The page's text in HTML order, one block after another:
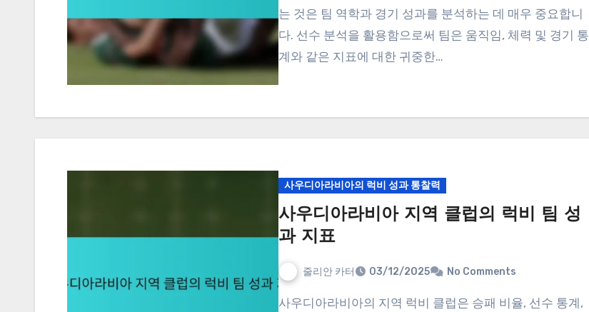
는 것은 팀 역학과 경기 성과를 분석하는 데 매우 중요합니
다. 선수 분석을 활용함으로써 팀은 움직임, 체력 및 경기 통
계와 같은 지표에 대한 귀중한…
사우디아라비아의 럭비 성과 통찰력
사우디아라비아 지역 클럽의 럭비 팀 성
과 지표
줄리안 카터 03/12/2025 No Comments
사우디아라비아의 지역 럭비 클럽은 승패 비율, 선수 통계,